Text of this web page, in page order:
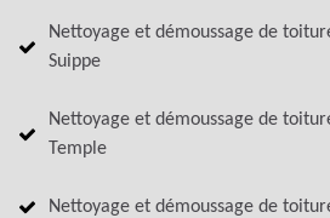
Nettoyage et démoussage de
Suippe
Nettoyage et démoussage de
Temple
Nettoyage et démoussage de